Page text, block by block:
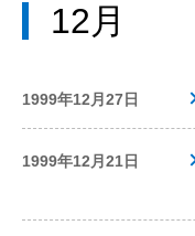
12月
1999年12月27日
1999年12月21日